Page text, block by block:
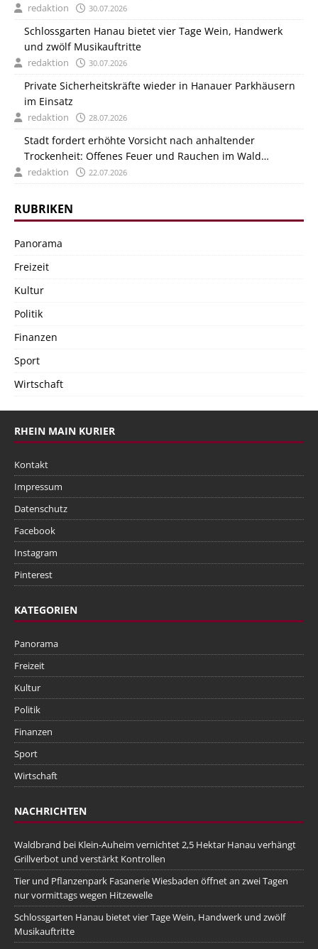
redaktion 30.07.2026
Schlossgarten Hanau bietet vier Tage Wein, Handwerk
und zwölf Musikauftritte
redaktion 30.07.2026
Private Sicherheitskräfte wieder in Hanauer Parkhäusern
im Einsatz
redaktion 28.07.2026
Stadt fordert erhöhte Vorsicht nach anhaltender
Trockenheit: Offenes Feuer und Rauchen im Wald
verboten
redaktion 22.07.2026
RUBRIKEN
Panorama
Freizeit
Kultur
Politik
Finanzen
Sport
Wirtschaft
RHEIN MAIN KURIER
Kontakt
Impressum
Datenschutz
Facebook
Instagram
Pinterest
KATEGORIEN
Panorama
Freizeit
Kultur
Politik
Finanzen
Sport
Wirtschaft
NACHRICHTEN
Waldbrand bei Klein-Auheim vernichtet 2,5 Hektar Hanau verhängt
Grillverbot und verstärkt Kontrollen
Tier und Pflanzenpark Fasanerie Wiesbaden öffnet an zwei Tagen
nur vormittags wegen Hitzewelle
Schlossgarten Hanau bietet vier Tage Wein, Handwerk und zwölf
Musikauftritte